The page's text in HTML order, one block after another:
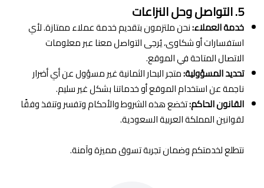
5. التواصل وحل النزاعات
خدمة العملاء:نحن ملتزمون بتقديم خدمة عملاء ممتازة. لأي
استفسارات أو شكاوى، يُرجى التواصل معنا عبر معلومات
الاتصال المتاحة في الموقع.
تحديد المسؤولية:متجر البحار الثمانية غير مسؤول عن أي أضرار
ناجمة عن استخدام الموقع أو خدماتنا بشكل غير سليم.
القانون الحاكم:تخضع هذه الشروط والأحكام وتفسر وتنفذ وفقًا
لقوانين المملكة العربية السعودية.
نتطلع لخدمتكم وضمان تجربة تسوق مميزة وآمنة.